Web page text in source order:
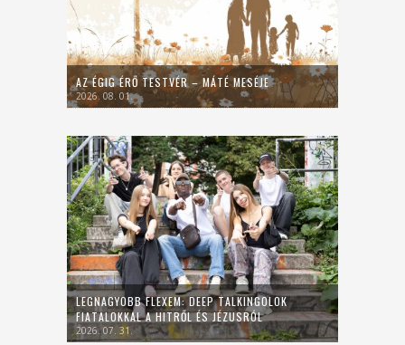
AZ ÉGIG ÉRŐ TESTVÉR – MÁTÉ MESÉJE
2026. 08. 01.
LEGNAGYOBB FLEXEM: DEEP TALKINGOLOK
FIATALOKKAL A HITRŐL ÉS JÉZUSRÓL
2026. 07. 31.